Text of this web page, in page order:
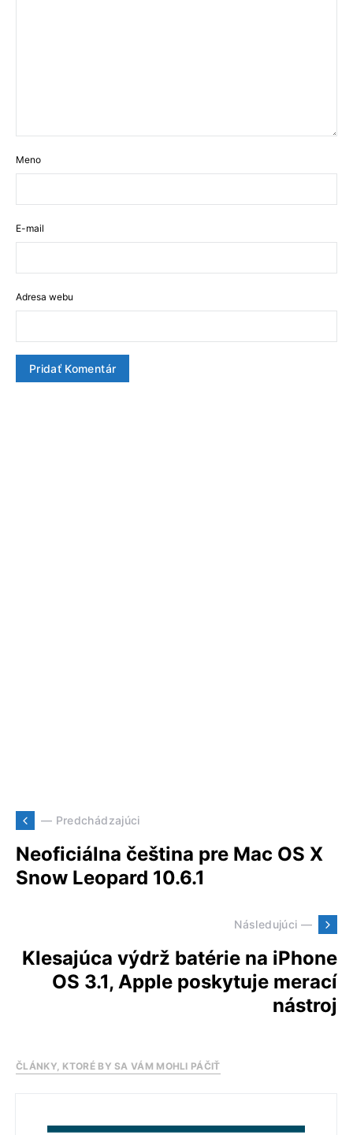
Meno
E-mail
Adresa webu
— Predchádzajúci
Neoficiálna čeština pre Mac OS X
Snow Leopard 10.6.1
Následujúci —
Klesajúca výdrž batérie na iPhone
OS 3.1, Apple poskytuje merací
nástroj
ČLÁNKY, KTORÉ BY SA VÁM MOHLI PÁČIŤ